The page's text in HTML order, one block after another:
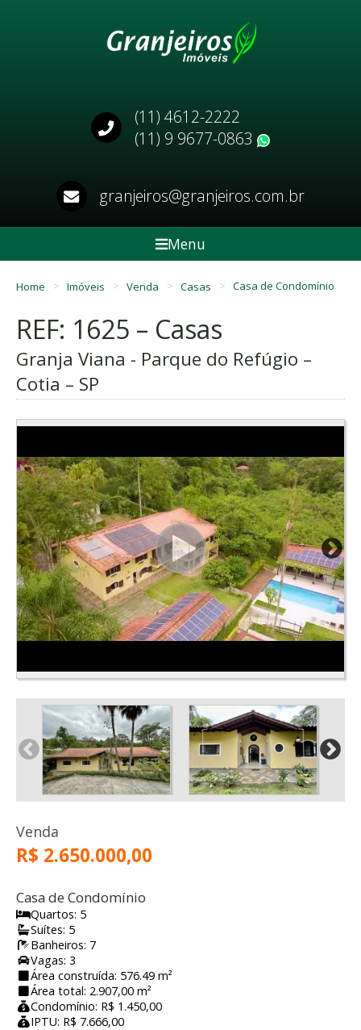
(11) 4612-2222
(11) 9 9677-0863
granjeiros@granjeiros.com.br
Menu
Home Imóveis Venda Casas Casa de Condomínio
REF: 1625 – Casas
Granja Viana - Parque do Refúgio –
Cotia – SP
Venda
R$ 2.650.000,00
Casa de Condomínio
Quartos: 5
Suítes: 5
Banheiros: 7
Vagas: 3
Área construída: 576.49 m²
Área total: 2.907,00 m²
Condomínio: R$ 1.450,00
IPTU: R$ 7.666,00